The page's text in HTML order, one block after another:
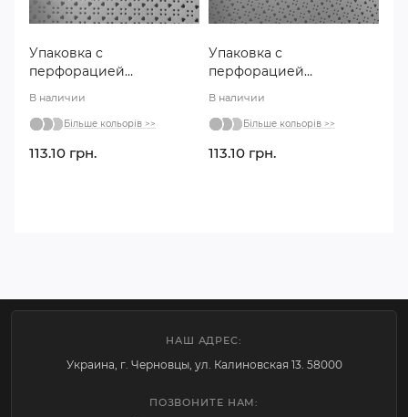
Упаковка с
перфорацией
В наличии
Більше кольорів >>
113.10 грн.
Упаковка с
перфорацией
В наличии
Більше кольорів >>
113.10 грн.
НАШ АДРЕС:
Украина, г. Черновцы, ул. Калиновская 13. 58000
ПОЗВОНИТЕ НАМ: